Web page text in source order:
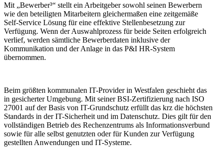
Mit „Bewerber³“ stellt ein Arbeitgeber sowohl seinen Bewerbern
wie den beteiligten Mitarbeitern gleichermaßen eine zeitgemäße
Self-Service Lösung für eine effektive Stellenbesetzung zur
Verfügung. Wenn der Auswahlprozess für beide Seiten erfolgreich
verlief, werden sämtliche Bewerberdaten inklusive der
Kommunikation und der Anlage in das P&I HR-System
übernommen.
Beim größten kommunalen IT-Provider in Westfalen geschieht das
in gesicherter Umgebung. Mit seiner BSI-Zertifizierung nach ISO
27001 auf der Basis von IT-Grundschutz erfüllt das krz die höchsten
Standards in der IT-Sicherheit und im Datenschutz. Dies gilt für den
vollständigen Betrieb des Rechenzentrums als Informationsverbund
sowie für alle selbst genutzten oder für Kunden zur Verfügung
gestellten Anwendungen und IT-Systeme.